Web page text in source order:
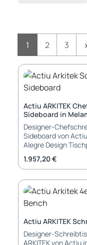
Seite
1 Seite
2 Seite
3
Actiu ARKITEK
Sideboard in
Designer-
Sideboard von
Alegre Design Tischplatte:
mit 2 mm ABS-Kante Gestell Aluminium
Traversengestell in
poliert oder verchromt Füße:
verchromt mit
Elektrifizierung: Kabeldurchlass
durchgehend weiss
Aufpreis)
oder silber (gegen
(gegen Aufpreis) Zubehör: PC-Halterung
Abmessungen: Tischbreite: 200 / 220 cm
Regulärer Preis:
1.957,20 €
Actiu ARKITEK
Designer-
ARKITEK von Actiu